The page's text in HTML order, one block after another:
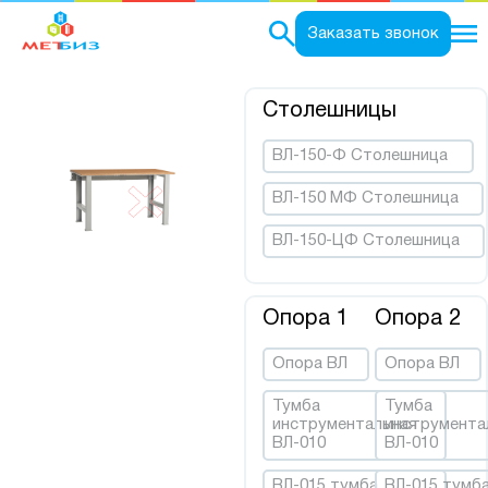
Заказать звонок
Столешницы
ВЛ-150-Ф Столешница
ВЛ-150 МФ Столешница
ВЛ-150-ЦФ Столешница
Опора 1
Опора ВЛ
Тумба
инструментальная
ВЛ-010
Опора 2
Опора ВЛ
Тумба
ВЛ-010